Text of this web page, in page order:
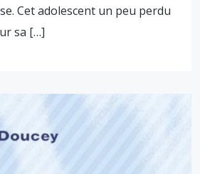
Cet adolescent un peu perdu
sa […]